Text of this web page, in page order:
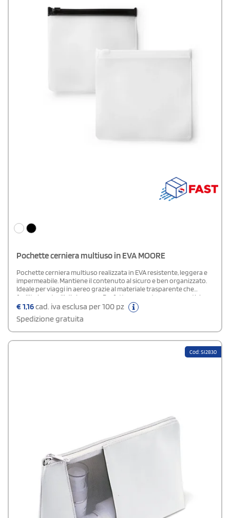
Pochette cerniera multiuso in EVA MOORE
Pochette cerniera multiuso realizzata in EVA resistente, leggera e
impermeabile. Mantiene il contenuto al sicuro e ben organizzato.
Ideale per viaggi in aereo grazie al materiale trasparente che
facilita i controlli di sicurezza. Perfetta per contenere cosmetici,
accessori o piccoli oggetti da portare con sé.
€1,16cad. iva esclusa per 100 pz
Spedizione gratuita
Cod: SI2830